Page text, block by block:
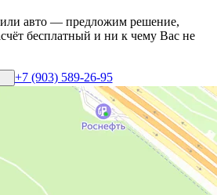
авто — предложим решение,
бесплатный и ни к чему Вас не
+7 (903) 589-26-95